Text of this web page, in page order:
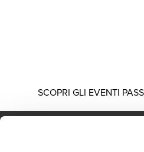
SCOPRI GLI EVENTI